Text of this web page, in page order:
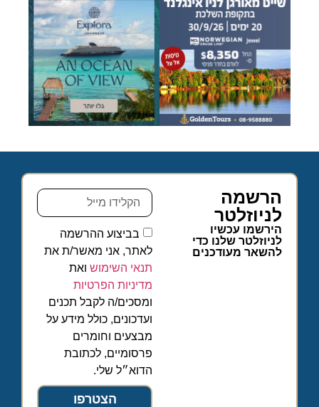
הרשמה
לניוזלטר
הירשמו עכשיו
לניוזלטר שלנו כדי
להשאר מעודכנים
בביצוע ההרשמה
לאתר, אני מאשר/ת את
תנאי השימוש ואת
מדיניות הפרטיות
ומסכים/ה לקבל תכנים
ועדכונים, כולל מידע על
מבצעים וחומרים
פרסומיים, לכתובת
הדוא״ל שלי.
הצטרפו